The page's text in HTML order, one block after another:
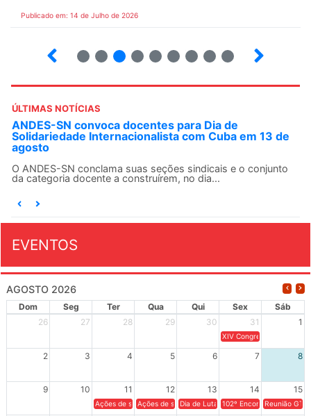
Publicado em: 14 de Julho de 2026
ÚLTIMAS NOTÍCIAS
ANDES-SN convoca docentes para Dia de
Solidariedade Internacionalista com Cuba em 13 de
agosto
O ANDES-SN conclama suas seções sindicais e o conjunto
da categoria docente a construírem, no dia...
EVENTOS
AGOSTO 2026
Dom Seg Ter Qua Qui Sex
Sáb
26
27 28 29 30 31 1
XIV Congresso Brasileiro
2 3 4 5 6 7 8
9 10 11 12 13 14 15
Ações de solidariedade a Cuba no Rio Grande do Sul - 100
Ações de solidariedade a Cuba no Rio Grande do
Dia de Luta em Defesa de Cuba e da
102º Encontro da
Reunião